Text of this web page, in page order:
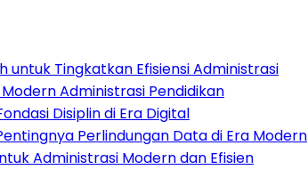
untuk Tingkatkan Efisiensi Administrasi
Administrasi Pendidikan
Disiplin di Era Digital
Perlindungan Data di Era Modern
Administrasi Modern dan Efisien